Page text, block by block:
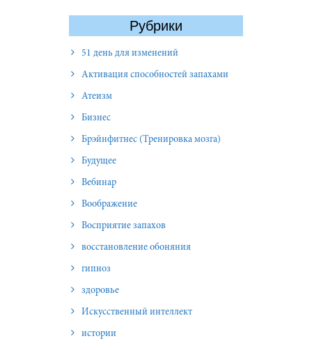
Рубрики
51 день для изменений
Активация способностей запахами
Атеизм
Бизнес
Брэйнфитнес (Тренировка мозга)
Будущее
Вебинар
Воображение
Восприятие запахов
восстановление обоняния
гипноз
здоровье
Искусственный интеллект
истории